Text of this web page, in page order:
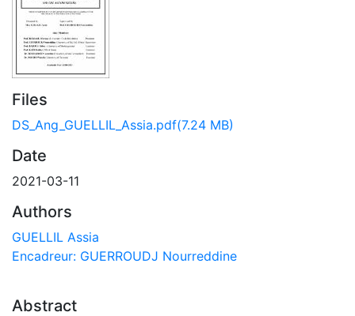
Files
DS_Ang_GUELLIL_Assia.pdf(7.24 MB)
Date
2021-03-11
Authors
GUELLIL Assia
Encadreur: GUERROUDJ Nourreddine
Abstract